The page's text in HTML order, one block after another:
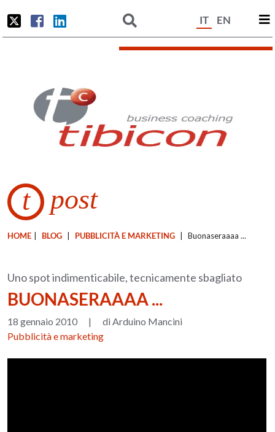
IT EN
t post
HOME BLOG PUBBLICITÀ E MARKETING Buonaseraaaa ...
Uno spot indimenticabile, tecnicamente sbagliato
BUONASERAAAA ...
18 gennaio 2010 |
di Arduino Mancini
Pubblicità e marketing